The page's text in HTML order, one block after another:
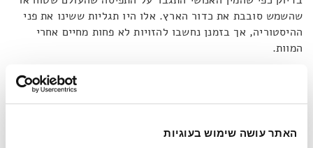
האתר עושה שימוש בעוגיות
שהשמש סובבת את כדור הארץ. אלו היו תגליות ששינו את פני
ההיסטוריה, אך בזמנן נחשבו להזויות לא פחות מחיים אחרי
המוות.
לדעתו של אלכסנדר, היום אנו נמצאים בתקופת מעבר שבה